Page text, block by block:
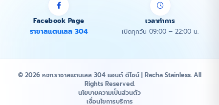
Facebook Page
ราชาสแตนเลส 304
เวลาทำการ
เปิดทุกวัน 09:00 – 22:00 น.
© 2026 หจก.ราชาสแตนเลส 304 แอนด์ ดีไซน์ | Racha Stainless. All
Rights Reserved.
นโยบายความเป็นส่วนตัว
เงื่อนไขการบริการ